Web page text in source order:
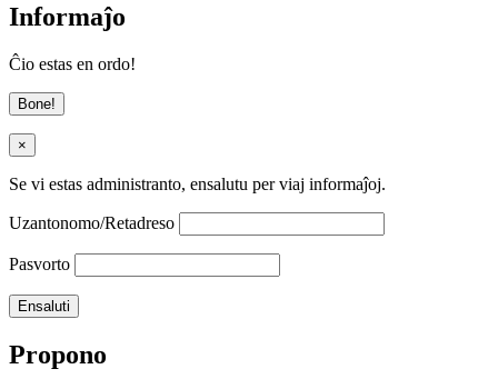
Informaĵo
Ĉio estas en ordo!
Bone!
×
Se vi estas administranto, ensalutu per viaj informaĵoj.
Uzantonomo/Retadreso
Pasvorto
Propono